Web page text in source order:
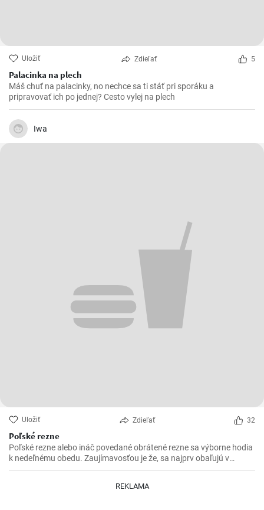
Uložiť Zdieľať 5
Palacinka na plech
Máš chuť na palacinky, no nechce sa ti stáť pri sporáku a
pripravovať ich po jednej? Cesto vylej na plech
Iwa
Uložiť Zdieľať 32
Poľské rezne
Poľské rezne alebo ináč povedané obrátené rezne sa výborne hodia
k nedeľnému obedu. Zaujímavosťou je že, sa najprv obaľujú v
strúhanke a až následne vo vajíčku.
REKLAMA